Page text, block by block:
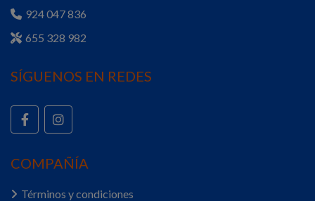
924 047 836
655 328 982
SÍGUENOS EN REDES
COMPAÑÍA
Términos y condiciones